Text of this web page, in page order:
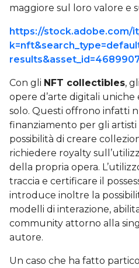
maggiore sul loro valore e
https://stock.adobe.com/
Con gli NFT collectibles,
opere d’arte digitali uniche
solo. Questi offrono infatti
finanziamento per gli
possibilità di creare
richiedere royalty
della propria opera.
traccia e certificare il
introduce inoltre la
modelli di interazione,
community attorno alla
autore.
Un caso che ha fatto